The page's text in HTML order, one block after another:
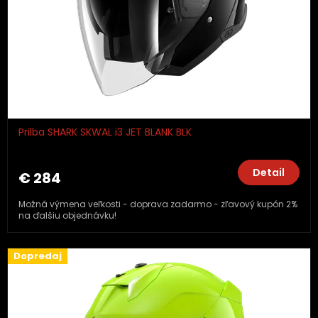
Prilba SHARK SKWAL i3 JET BLANK BLK
€ 284 Detail
Možná výmena veľkosti - doprava zadarmo - zľavový kupón 2%
na ďalšiu objednávku!
Dopredaj